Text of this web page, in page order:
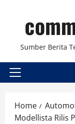
content
Sumber Berita
Primary
Home
Modellista Rilis